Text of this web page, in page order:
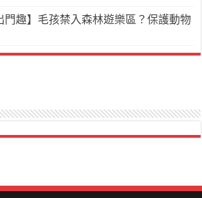
門趣】毛孩禁入森林遊樂區？保護動物